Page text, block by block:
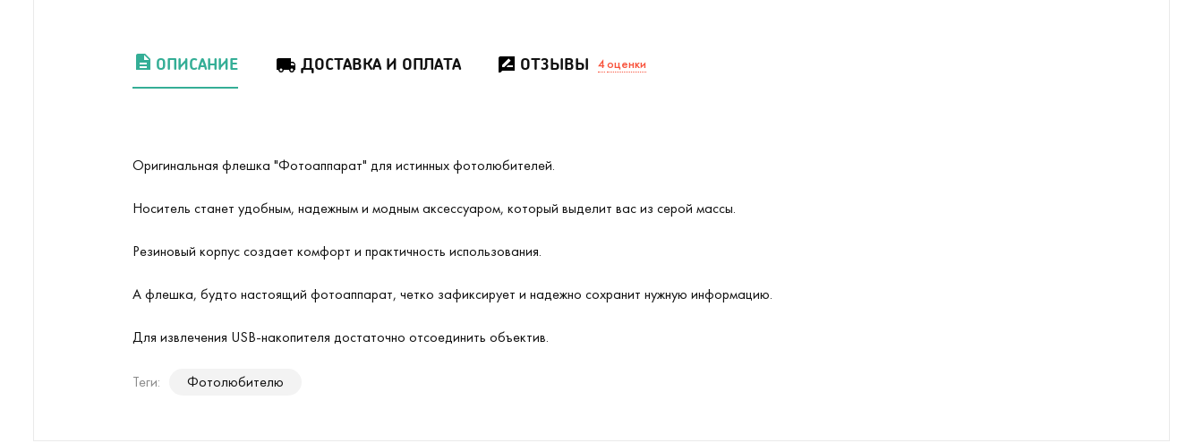
ОПИСАНИЕ ДОСТАВКА И ОПЛАТА ОТЗЫВЫ 4оценки
Оригинальная флешка "Фотоаппарат" для истинных фотолюбителей.
Носитель станет удобным, надежным и модным аксессуаром, который выделит вас из серой массы.
Резиновый корпус создает комфорт и практичность использования.
А флешка, будто настоящий фотоаппарат, четко зафиксирует и надежно сохранит нужную информацию.
Для извлечения USB-накопителя достаточно отсоединить объектив.
Теги: Фотолюбителю